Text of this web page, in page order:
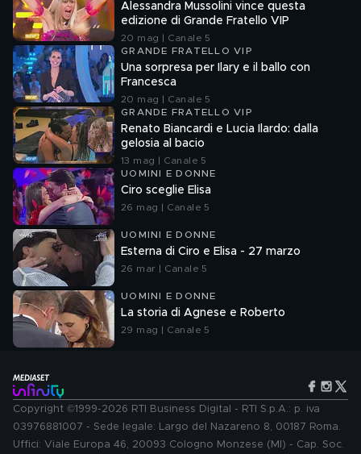
Alessandra Mussolini vince questa
edizione di Grande Fratello VIP
20 mag | Canale 5
GRANDE FRATELLO VIP
Una sorpresa per Ilary e il ballo con
Francesca
20 mag | Canale 5
GRANDE FRATELLO VIP
Renato Biancardi e Lucia Ilardo: dalla
gelosia al bacio
13 mag | Canale 5
UOMINI E DONNE
Ciro sceglie Elisa
26 mag | Canale 5
UOMINI E DONNE
Esterna di Ciro e Elisa - 27 marzo
26 mar | Canale 5
UOMINI E DONNE
La storia di Agnese e Roberto
29 mag | Canale 5
Copyright ©1999-2026 RTI Business Digital - RTI S.p.A.: p. iva
03976881007 - Sede legale: Largo del Nazareno 8, 00187 Roma.
Uffici: Viale Europa 46, 20093 Cologno Monzese (MI) - Cap. Soc.